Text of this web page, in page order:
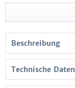
Beschreibung
Technische Daten